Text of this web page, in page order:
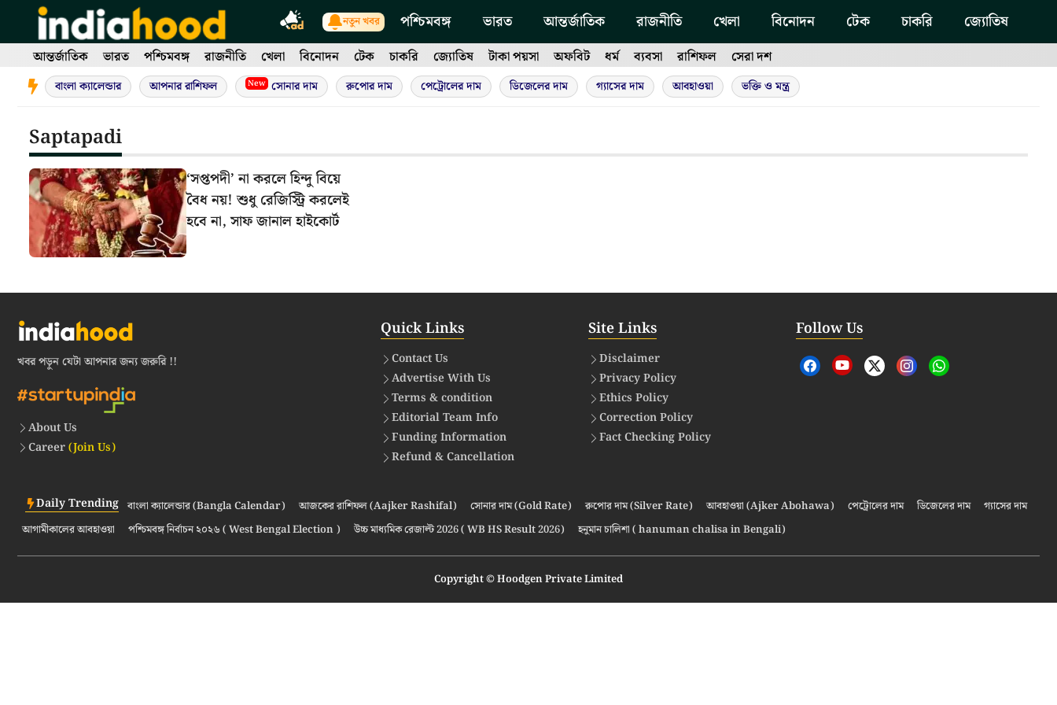
content
নতুন খবর পশ্চিমবঙ্গ ভারত আন্তর্জাতিক রাজনীতি খেলা বিনোদন টেক চাকরি জ্যোতিষ
আন্তর্জাতিক ভারত পশ্চিমবঙ্গ রাজনীতি খেলা বিনোদন টেক চাকরি জ্যোতিষ টাকা পয়সা অফবিট ধর্ম ব্যবসা রাশিফল সেরা দশ
বাংলা ক্যালেন্ডার আপনার রাশিফল New সোনার দাম রুপোর দাম পেট্রোলের দাম ডিজেলের দাম গ্যাসের দাম আবহাওয়া ভক্তি ও মন্ত্র
Saptapadi
‘সপ্তপদী’ না করলে হিন্দু বিয়ে
বৈধ নয়! শুধু রেজিস্ট্রি করলেই
হবে না, সাফ জানাল হাইকোর্ট
খবর পড়ুন যেটা আপনার জন্য জরুরি !!
About Us
Career(Join Us)
Quick Links
Contact Us
Advertise With Us
Terms & condition
Editorial Team Info
Funding Information
Refund & Cancellation
Site Links
Disclaimer
Privacy Policy
Ethics Policy
Correction Policy
Fact Checking Policy
Follow Us
Daily Trending বাংলা ক্যালেন্ডার (Bangla Calendar) আজকের রাশিফল (Aajker Rashifal) সোনার দাম (Gold Rate) রুপোর দাম (Silver Rate) আবহাওয়া (Ajker Abohawa) পেট্রোলের দাম ডিজেলের দাম
গ্যাসের দাম
আগামীকালের আবহাওয়া
পশ্চিমবঙ্গ নির্বাচন ২০২৬ ( West Bengal Election ) উচ্চ মাধ্যমিক রেজাল্ট 2026 ( WB HS Result 2026) হনুমান চালিশা ( hanuman chalisa in Bengali)
Copyright © Hoodgen Private Limited